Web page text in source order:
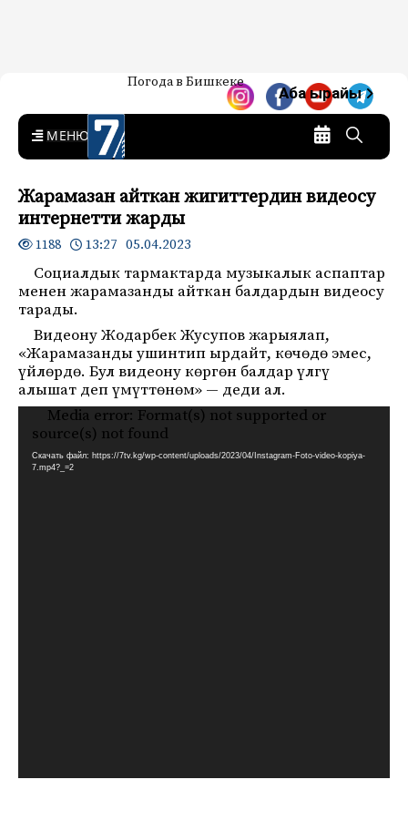
7-канал. Жаңылыктар —
Кыргызстан
Жаңылыктар — Кыргызстан
Погода в Бишкеке
Аба ырайы
MENU
Жарамазан айткан жигиттердин видеосу
интернетти жарды
1188 13:27 05.04.2023
Социалдык тармактарда музыкалык аспаптар
менен жарамазанды айткан балдардын видеосу
тарады.
Видеону Жодарбек Жусупов жарыялап,
«Жарамазанды ушинтип ырдайт, көчөдө эмес,
үйлөрдө. Бул видеону көргөн балдар үлгү
алышат деп үмүттөнөм» — деди ал.
Видеоплеер
Media error: Format(s) not supported or
source(s) not found
Скачать файл: https://7tv.kg/wp-content/uploads/2023/04/Instagram-Foto-video-kopiya-
7.mp4?_=2